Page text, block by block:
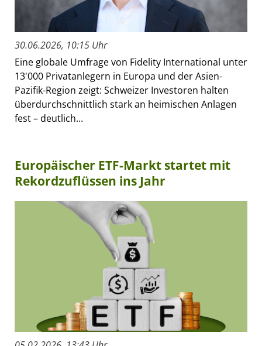
30.06.2026, 10:15 Uhr
Eine globale Umfrage von Fidelity International unter
13'000 Privatanlegern in Europa und der Asien-
Pazifik-Region zeigt: Schweizer Investoren halten
überdurchschnittlich stark an heimischen Anlagen
fest – deutlich...
Europäischer ETF-Markt startet mit
Rekordzuflüssen ins Jahr